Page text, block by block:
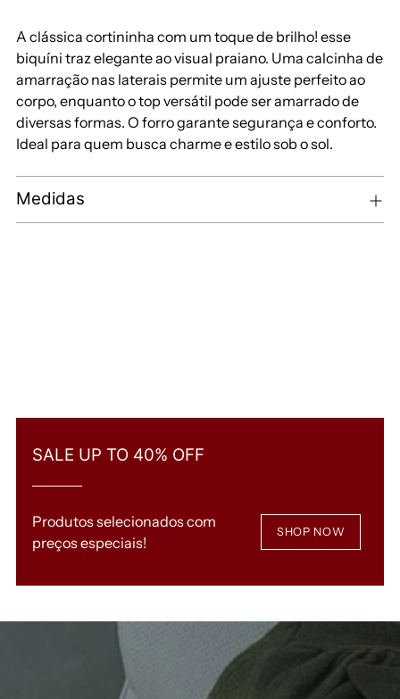
A clássica cortininha com um toque de brilho! esse
biquíni traz elegante ao visual praiano. Uma calcinha de
amarração nas laterais permite um ajuste perfeito ao
corpo, enquanto o top versátil pode ser amarrado de
diversas formas. O forro garante segurança e conforto.
Ideal para quem busca charme e estilo sob o sol.
Medidas
SALE UP TO 40% OFF
Produtos selecionados com
preços especiais!
SHOP NOW